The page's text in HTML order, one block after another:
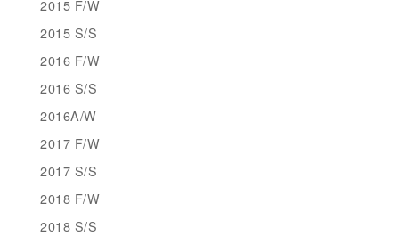
2015 F/W
2015 S/S
2016 F/W
2016 S/S
2016A/W
2017 F/W
2017 S/S
2018 F/W
2018 S/S